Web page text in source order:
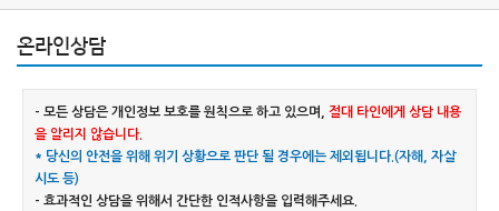
온라인상담
- 모든 상담은 개인정보 보호를 원칙으로 하고 있으며, 절대 타인에게 상담 내용
을 알리지 않습니다.
* 당신의 안전을 위해 위기 상황으로 판단 될 경우에는 제외됩니다.(자해, 자살
시도 등)
- 효과적인 상담을 위해서 간단한 인적사항을 입력해주세요.